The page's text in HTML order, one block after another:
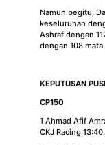
Namun begitu,
keseluruhan
Ashraf dengan
dengan 108 mata.
KEPUTUSAN
CP150
1 Ahmad Afif
CKJ Racing